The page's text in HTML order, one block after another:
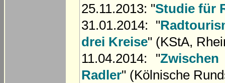
25.11.2013: "Studie für
31.01.2014: "
drei Kreise" (KStA,
11.04.2014: "
Radler" (Kölnische